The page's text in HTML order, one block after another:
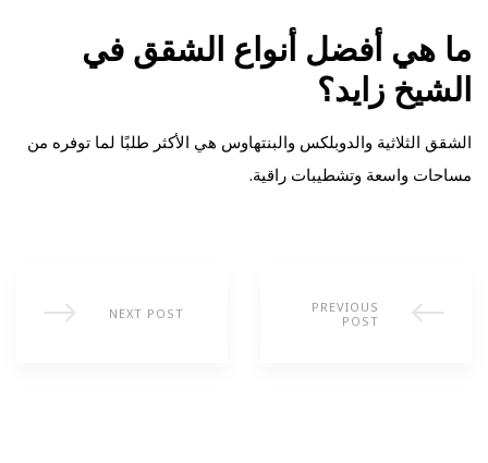
ما هي أفضل أنواع الشقق في
الشيخ زايد؟
الشقق الثلاثية والدوبلكس والبنتهاوس هي الأكثر طلبًا لما توفره من
مساحات واسعة وتشطيبات راقية.
PREVIOUS
POST
NEXT POST